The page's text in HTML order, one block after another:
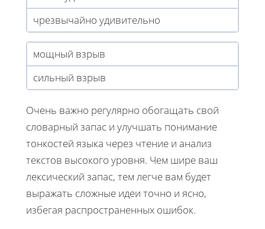
чрезвычайно удивительно
мощный взрыв
сильный взрыв
Очень важно регулярно обогащать свой
словарный запас и улучшать понимание
тонкостей языка через чтение и анализ
текстов высокого уровня. Чем шире ваш
лексический запас, тем легче вам будет
выражать сложные идеи точно и ясно,
избегая распространенных ошибок.